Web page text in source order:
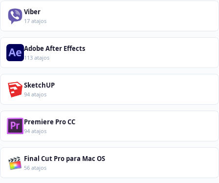
Viber
17 atajos
Adobe After Effects
113 atajos
SketchUP
94 atajos
Premiere Pro CC
94 atajos
Final Cut Pro para Mac OS
56 atajos